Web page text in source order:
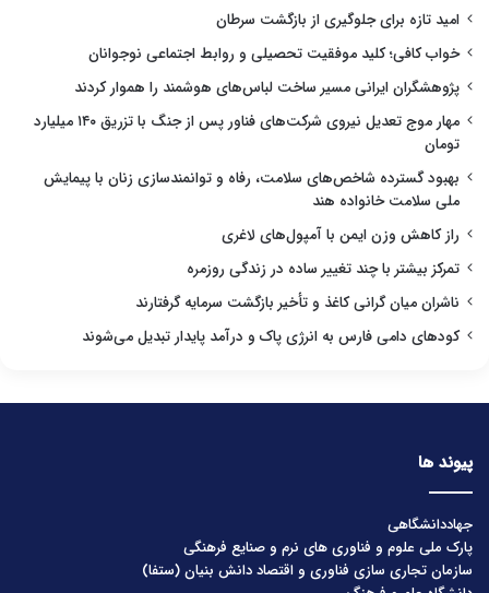
امید تازه برای جلوگیری از بازگشت سرطان
خواب کافی؛ کلید موفقیت تحصیلی و روابط اجتماعی نوجوانان
پژوهشگران ایرانی مسیر ساخت لباس‌های هوشمند را هموار کردند
مهار موج تعدیل نیروی شرکت‌های فناور پس از جنگ با تزریق ۱۴۰ میلیارد
تومان
بهبود گسترده شاخص‌های سلامت، رفاه و توانمندسازی زنان با پیمایش
ملی سلامت خانواده هند
راز کاهش وزن ایمن با آمپول‌های لاغری
تمرکز بیشتر با چند تغییر ساده در زندگی روزمره
ناشران میان گرانی کاغذ و تأخیر بازگشت سرمایه گرفتارند
کودهای دامی فارس به انرژی پاک و درآمد پایدار تبدیل می‌شوند
پیوند ها
جهاددانشگاهی
پارک ملی علوم و فناوری های نرم و صنایع فرهنگی
سازمان تجاری سازی فناوری و اقتصاد دانش بنیان (ستفا)